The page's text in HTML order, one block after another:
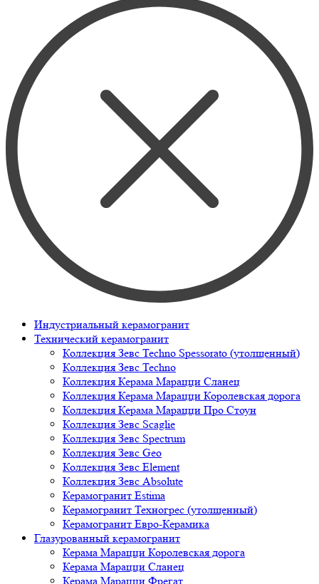
Индустриальный керамогранит
Технический керамогранит
Коллекция Зевс Techno Spessorato (утолщенный)
Коллекция Зевс Techno
Коллекция Керама Марацци Сланец
Коллекция Керама Марацци Королевская дорога
Коллекция Керама Марацци Про Стоун
Коллекция Зевс Scaglie
Коллекция Зевс Spectrum
Коллекция Зевс Geo
Коллекция Зевс Element
Коллекция Зевс Absolute
Керамогранит Estima
Керамогранит Техногрес (утолщенный)
Керамогранит Евро-Керамика
Глазурованный керамогранит
Керама Марацци Королевская дорога
Керама Марацци Сланец
Керама Марацци Фрегат